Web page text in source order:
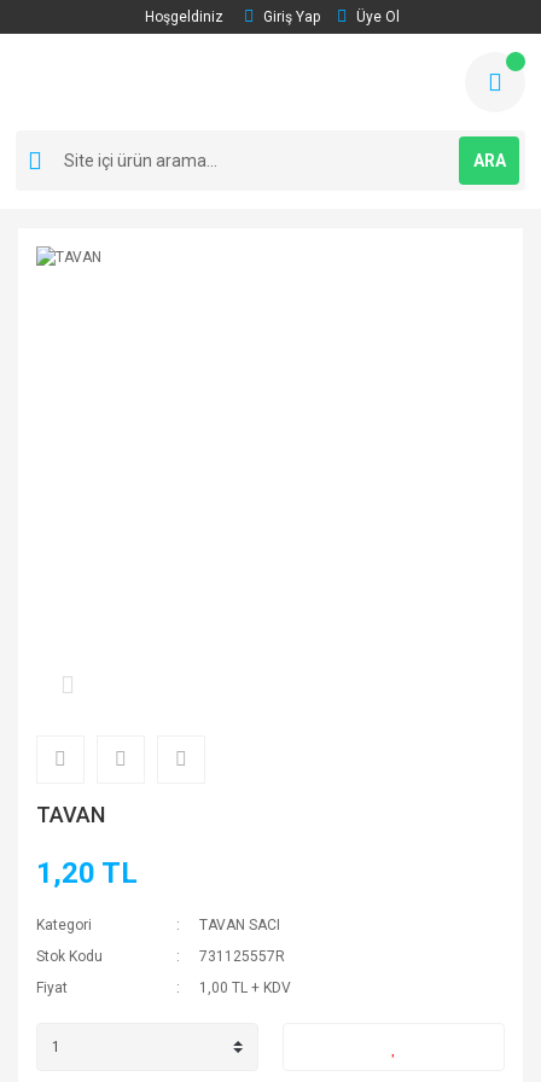
Hoşgeldiniz Giriş Yap Üye Ol
ARA
TAVAN
1,20 TL
Kategori
TAVAN SACI
Stok Kodu
731125557R
Fiyat
1,00 TL + KDV